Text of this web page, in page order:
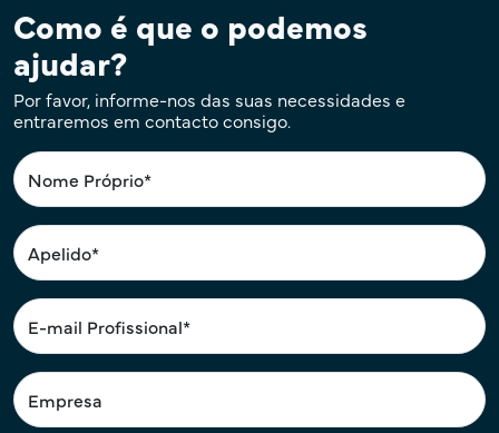
Como é que o podemos
ajudar?
Por favor, informe-nos das suas necessidades e
entraremos em contacto consigo.